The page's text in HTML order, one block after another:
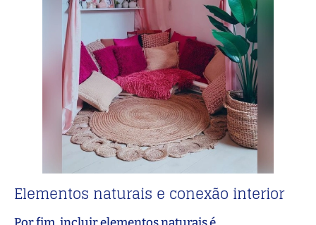
Elementos naturais e conexão interior